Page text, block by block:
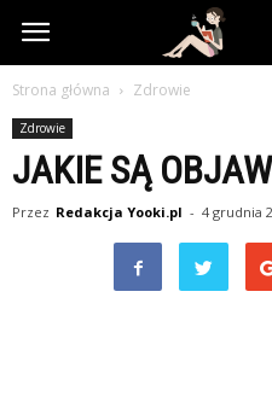
www.yooki.pl
Strona główna Zdrowie
Zdrowie
JAKIE SĄ
Przez Redakcja Yooki.pl - 4 grudnia